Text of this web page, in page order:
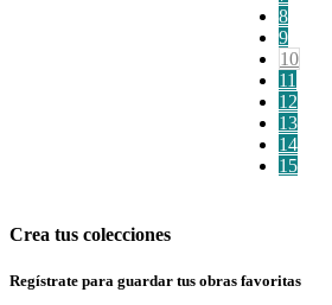
8
9
10
11
12
13
14
15
Crea tus colecciones
Regístrate para guardar tus obras favoritas